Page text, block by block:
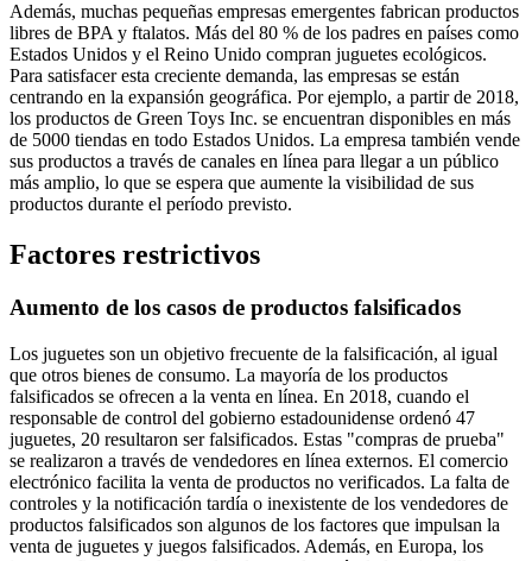
Además, muchas pequeñas empresas emergentes fabrican productos
libres de BPA y ftalatos. Más del 80 % de los padres en países como
Estados Unidos y el Reino Unido compran juguetes ecológicos.
Para satisfacer esta creciente demanda, las empresas se están
centrando en la expansión geográfica. Por ejemplo, a partir de 2018,
los productos de Green Toys Inc. se encuentran disponibles en más
de 5000 tiendas en todo Estados Unidos. La empresa también vende
sus productos a través de canales en línea para llegar a un público
más amplio, lo que se espera que aumente la visibilidad de sus
productos durante el período previsto.
Factores restrictivos
Aumento de los casos de productos falsificados
Los juguetes son un objetivo frecuente de la falsificación, al igual
que otros bienes de consumo. La mayoría de los productos
falsificados se ofrecen a la venta en línea. En 2018, cuando el
responsable de control del gobierno estadounidense ordenó 47
juguetes, 20 resultaron ser falsificados. Estas "compras de prueba"
se realizaron a través de vendedores en línea externos. El comercio
electrónico facilita la venta de productos no verificados. La falta de
controles y la notificación tardía o inexistente de los vendedores de
productos falsificados son algunos de los factores que impulsan la
venta de juguetes y juegos falsificados. Además, en Europa, los